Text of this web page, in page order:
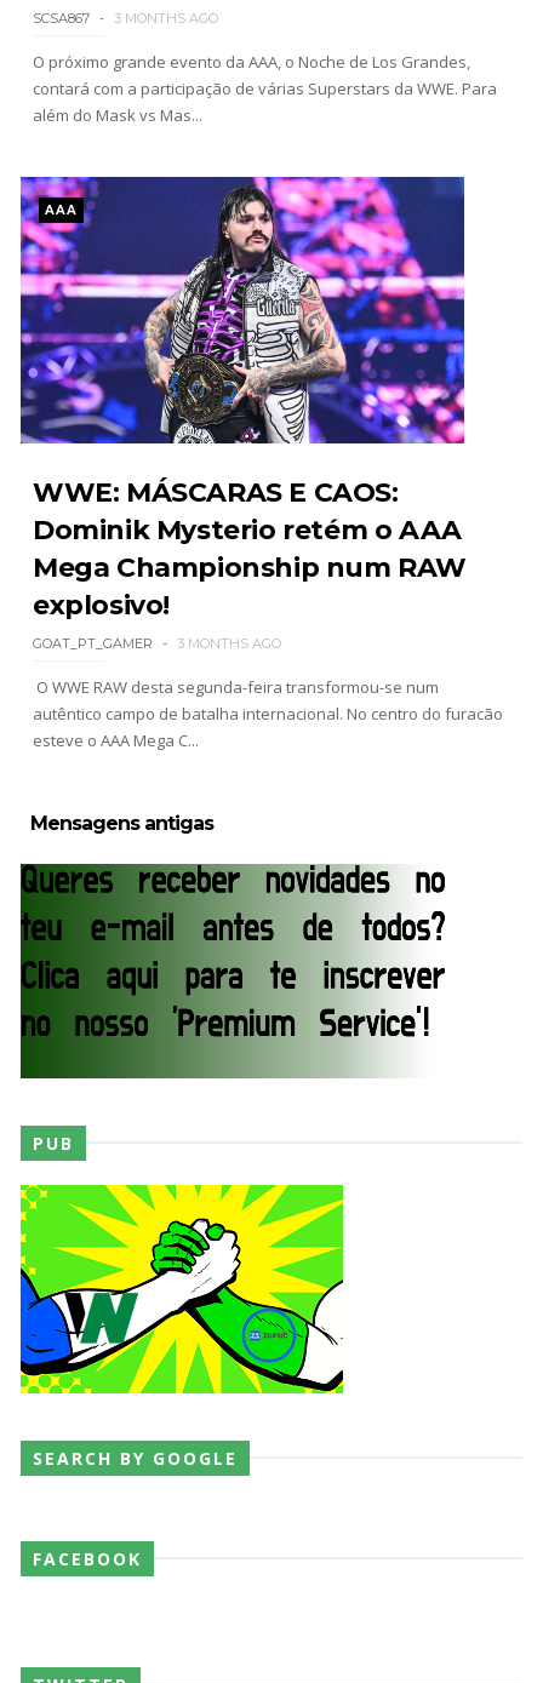
SCSA867 3 MONTHS AGO
O próximo grande evento da AAA, o Noche de Los Grandes,
contará com a participação de várias Superstars da WWE. Para
além do Mask vs Mas...
AAA
WWE: MÁSCARAS E CAOS:
Dominik Mysterio retém o AAA
Mega Championship num RAW
explosivo!
GOAT_PT_GAMER 3 MONTHS AGO
O WWE RAW desta segunda-feira transformou-se num
autêntico campo de batalha internacional. No centro do furacão
esteve o AAA Mega C...
Mensagens antigas
PUB
SEARCH BY GOOGLE
FACEBOOK